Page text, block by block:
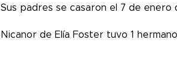
Sus padres se casaron el 7 de enero
Nicanor de Elía Foster tuvo 1